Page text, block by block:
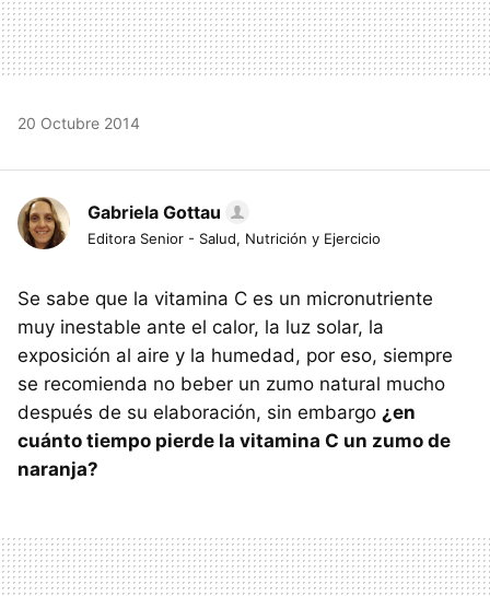
20 Octubre 2014
Gabriela Gottau
Editora Senior - Salud, Nutrición y Ejercicio
Se sabe que la vitamina C es un micronutriente
muy inestable ante el calor, la luz solar, la
exposición al aire y la humedad, por eso, siempre
se recomienda no beber un zumo natural mucho
después de su elaboración, sin embargo ¿en
cuánto tiempo pierde la vitamina C un zumo de
naranja?